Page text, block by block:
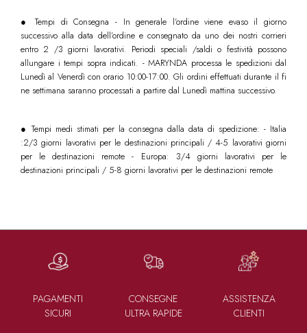
● Tempi di Consegna - In generale l’ordine viene evaso il giorno
successivo alla data dell’ordine e consegnato da uno dei nostri corrieri
entro 2 /3 giorni lavorativi. Periodi speciali /saldi o festività possono
allungare i tempi sopra indicati. - MARYNDA processa le spedizioni dal
Lunedì al Venerdì con orario 10:00-17:00. Gli ordini effettuati durante il fi
ne settimana saranno processati a partire dal Lunedì mattina successivo.
● Tempi medi stimati per la consegna dalla data di spedizione: - Italia
:2/3 giorni lavorativi per le destinazioni principali / 4-5 lavorativi giorni
per le destinazioni remote - Europa: 3/4 giorni lavorativi per le
destinazioni principali / 5-8 giorni lavorativi per le destinazioni remote
PAGAMENTI
SICURI
CONSEGNE
ULTRA RAPIDE
ASSISTENZA
CLIENTI